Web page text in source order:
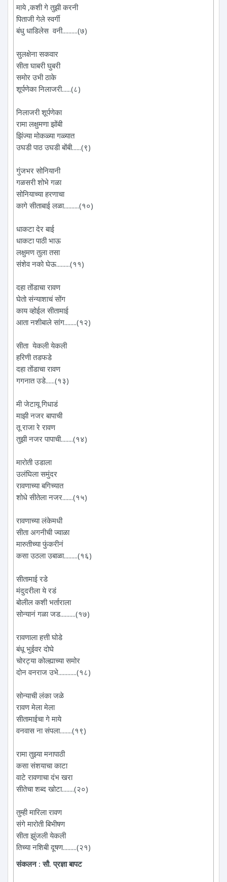
माये ,कशी गे तुझी करनी
पिताजी गेले स्वर्गी
बंधु धाडिलेस वनी..........(७)
सुलक्षेना सकवार
सीता‌ घाबरी घुबरी
समोर उभी ठाके
शूर्पणेका निलाजरी......(८)
निलाजरी शूर्पणेका
रामा लक्षुमणा झोंबी
झिंज्या मोकळ्या गळ्यात
उघडी पाठ उघडी बोंबी......(९)
गुंजभर सोनियानी
गळसरी शोभे गळा
सोनियाच्या हरणाचा
कागे सीताबाई लळा..........(१०)
धाकटा देर बाई
धाकटा पाठी भाऊ
लक्षुमण तुला तसा
संशेव नको घेऊ.........(११)
दहा तोंडाचा रावण
घेतो संन्याशाचं सोंग
काय व्होईल सीतामाई
आता नशीबाले सांग........(१२)
सीता येकली येकली
हरिणी तडफडे
दहा तोंडाचा रावण
गगनात उडे......(१३)
मी जेटायू गिधाडं
माझी नजर बापाची
तू राजा रे रावण
तुझी नजर पापाची........(१४)
मारोती उडाला
उलंघिला समुंदर
रावणाच्या बगिच्यात
शोधे सीतेला नजर.......(१५)
रावणाच्या लंकेमधी
सीता अगनीची ज्वाळा
मारुतीच्या फुंकरीनं
कसा उठला उबाळा.........(१६)
सीतामाई रडे
मंदुदरीला ये रडं
बोलील कशी भर्ताराला
सोन्यानं गळा जड..........(१७)
रावणाला हत्ती घोडे
बंधू भुईवर दोघे
चोरट्या कोल्ह्याच्या समोर
दोन वनराज उभे............(१८)
सोन्याची लंका जळे
रावण मेला मेला
सीतामाईचा गे माये
वनवास ना संपला........(१९)
रामा तुझ्या मनापाठी
कसा संशयाचा काटा
वाटे रावणाचा दंभ खरा
सीतेचा शब्द खोटा........(२०)
तुम्ही ‌मारिला रावण
संगे मारोती ‌बिभीषण
सीता झुंजली येकली
तिच्या नशिबी दूषण.........(२१)
संकलन : सौ. प्रज्ञा बापट